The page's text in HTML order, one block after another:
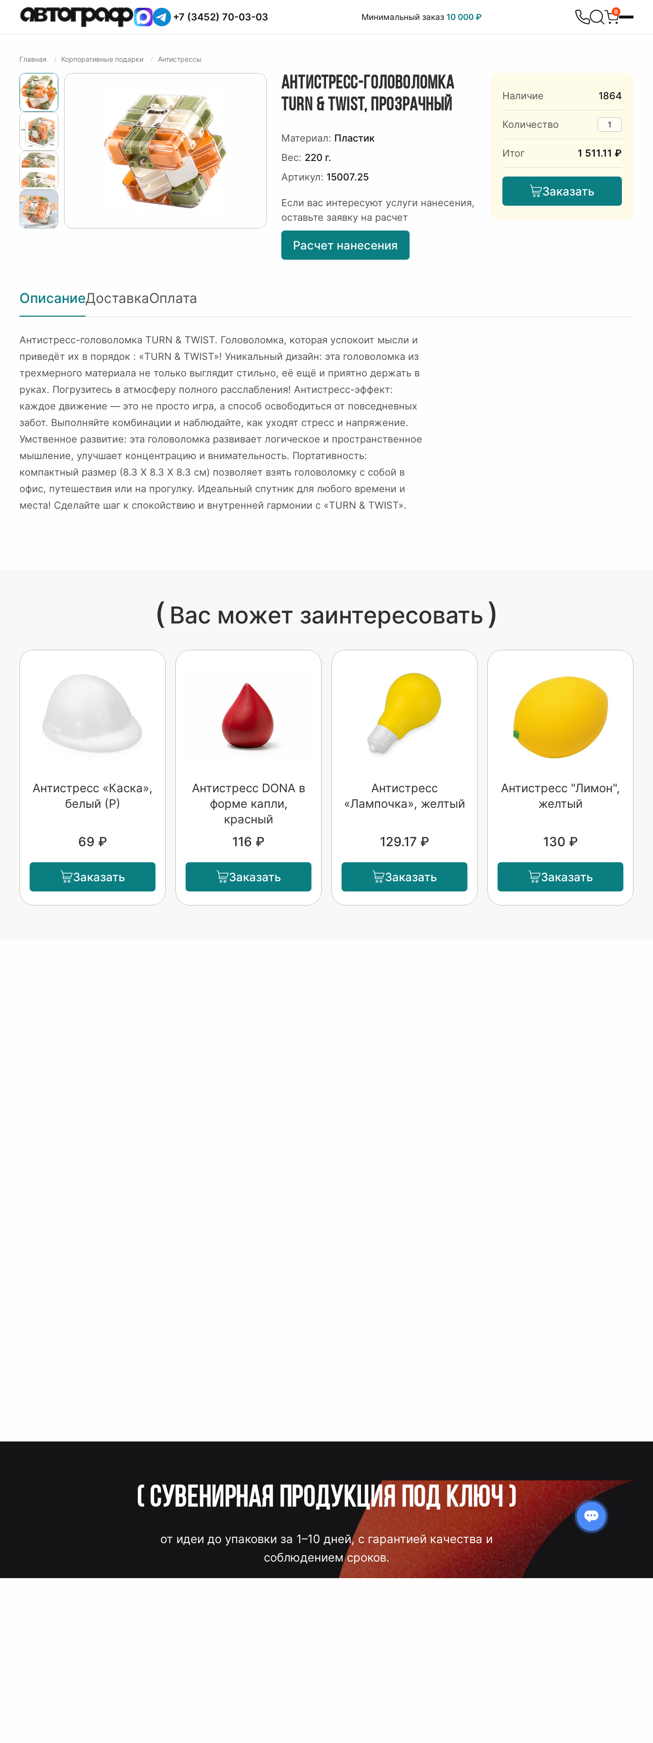
+7 (3452) 70-03-03 Минимальный заказ 10 000 ₽
0
Главная Корпоративные подарки Антистрессы
АНТИСТРЕСС-ГОЛОВОЛОМКА
TURN & TWIST, ПРОЗРАЧНЫЙ
Материал: Пластик
Вес: 220 г.
Артикул: 15007.25
Если вас интересуют услуги нанесения,
оставьте заявку на расчет
Расчет нанесения
Наличие 1864
Количество
Итог 1 511.11 ₽
Заказать
ОписаниеДоставкаОплата
Антистресс-головоломка TURN & TWIST. Головоломка, которая успокоит мысли и
приведёт их в порядок : «TURN & TWIST»! Уникальный дизайн: эта головоломка из
трехмерного материала не только выглядит стильно, её ещё и приятно держать в
руках. Погрузитесь в атмосферу полного расслабления! Антистресс-эффект:
каждое движение — это не просто игра, а способ освободиться от повседневных
забот. Выполняйте комбинации и наблюдайте, как уходят стресс и напряжение.
Умственное развитие: эта головоломка развивает логическое и пространственное
мышление, улучшает концентрацию и внимательность. Портативность:
компактный размер (8.3 Х 8.3 Х 8.3 см) позволяет взять головоломку с собой в
офис, путешествия или на прогулку. Идеальный спутник для любого времени и
места! Сделайте шаг к спокойствию и внутренней гармонии с «TURN & TWIST».
( Вас может заинтересовать )
Антистресс «Каска»,
белый (Р)
69 ₽
Заказать
Антистресс DONA в
форме капли,
красный
116 ₽
Заказать
Антистресс
«Лампочка», желтый
129.17 ₽
Заказать
Антистресс "Лимон",
желтый
130 ₽
Заказать
( Сувенирная продукция под ключ)
от идеи до упаковки за 1–10 дней, с гарантией качества и
соблюдением сроков.